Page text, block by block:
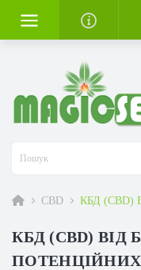
CBD КБД
КБД (CBD)
ПОТЕНЦІЙНИХ